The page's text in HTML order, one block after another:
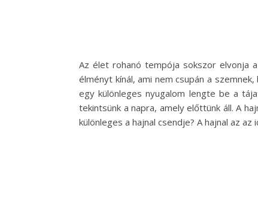
Az élet rohanó tempója sokszor elvonja
élményt kínál, ami nem csupán a
egy különleges nyugalom lengte be a
tekintsünk a napra, amely előttünk áll. A
különleges a hajnal csendje? A hajnal az